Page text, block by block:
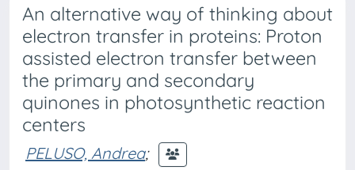
An alternative way of thinking about
electron transfer in proteins: Proton
assisted electron transfer between
the primary and secondary
quinones in photosynthetic reaction
centers
PELUSO, Andrea;